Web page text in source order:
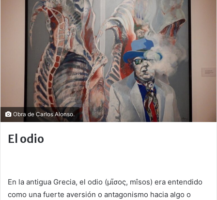
Obra de Carlos Alonso.
El odio
En la antigua Grecia, el odio (μῖσος, mîsos) era entendido
como una fuerte aversión o antagonismo hacia algo o